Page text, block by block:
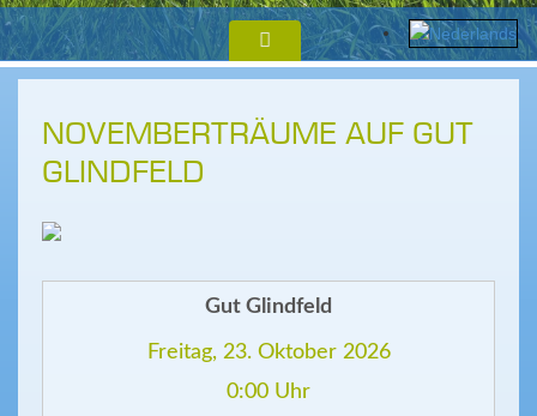
NOVEMBERTRÄUME AUF GUT
GLINDFELD
Gut Glindfeld
Freitag, 23. Oktober 2026
0:00 Uhr